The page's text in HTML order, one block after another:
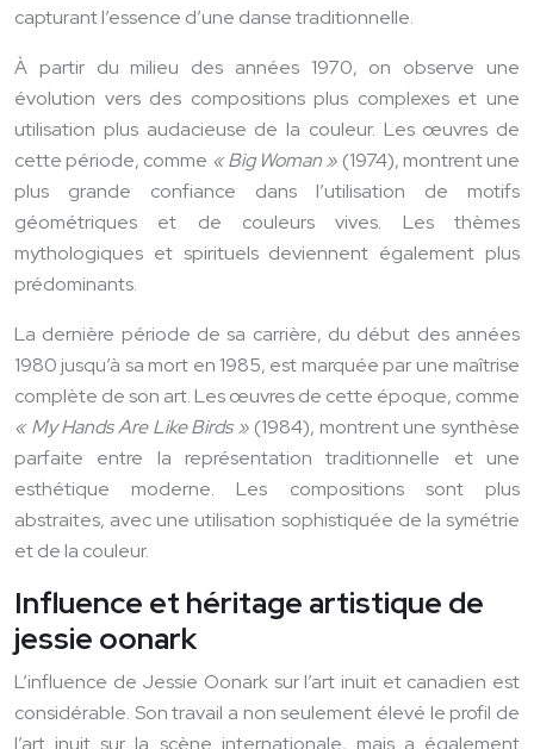
capturant l’essence d’une danse traditionnelle.
À partir du milieu des années 1970, on observe une
évolution vers des compositions plus complexes et une
utilisation plus audacieuse de la couleur. Les œuvres de
cette période, comme « Big Woman » (1974), montrent une
plus grande confiance dans l’utilisation de motifs
géométriques et de couleurs vives. Les thèmes
mythologiques et spirituels deviennent également plus
prédominants.
La dernière période de sa carrière, du début des années
1980 jusqu’à sa mort en 1985, est marquée par une maîtrise
complète de son art. Les œuvres de cette époque, comme
« My Hands Are Like Birds » (1984), montrent une synthèse
parfaite entre la représentation traditionnelle et une
esthétique moderne. Les compositions sont plus
abstraites, avec une utilisation sophistiquée de la symétrie
et de la couleur.
Influence et héritage artistique de
jessie oonark
L’influence de Jessie Oonark sur l’art inuit et canadien est
considérable. Son travail a non seulement élevé le profil de
l’art inuit sur la scène internationale, mais a également